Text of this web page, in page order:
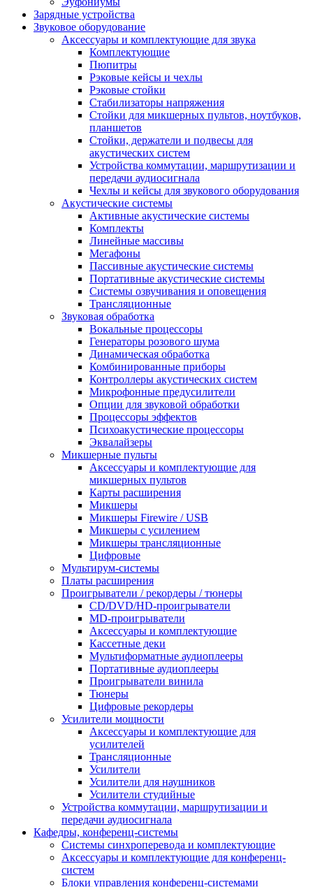
Зарядные устройства
Звуковое оборудование
Аксессуары и комплектующие для звука
Комплектующие
Пюпитры
Рэковые кейсы и чехлы
Рэковые стойки
Стабилизаторы напряжения
Стойки для микшерных пультов, ноутбуков,
планшетов
Стойки, держатели и подвесы для
акустических систем
Устройства коммутации, маршрутизации и
передачи аудиосигнала
Чехлы и кейсы для звукового оборудования
Акустические системы
Активные акустические системы
Комплекты
Линейные массивы
Мегафоны
Пассивные акустические системы
Портативные акустические системы
Системы озвучивания и оповещения
Трансляционные
Звуковая обработка
Вокальные процессоры
Генераторы розового шума
Динамическая обработка
Комбинированные приборы
Контроллеры акустических систем
Микрофонные предусилители
Опции для звуковой обработки
Процессоры эффектов
Психоакустические процессоры
Эквалайзеры
Микшерные пульты
Аксессуары и комплектующие для
микшерных пультов
Карты расширения
Микшеры
Микшеры Firewire / USB
Микшеры с усилением
Микшеры трансляционные
Цифровые
Мультирум-системы
Платы расширения
Проигрыватели / рекордеры / тюнеры
CD/DVD/HD-проигрыватели
MD-проигрыватели
Аксессуары и комплектующие
Кассетные деки
Мультиформатные аудиоплееры
Портативные аудиоплееры
Проигрыватели винила
Тюнеры
Цифровые рекордеры
Усилители мощности
Аксессуары и комплектующие для
усилителей
Трансляционные
Усилители
Усилители для наушников
Усилители студийные
Устройства коммутации, маршрутизации и
передачи аудиосигнала
Кафедры, конференц-системы
Cистемы синхроперевода и комплектующие
Аксессуары и комплектующие для конференц-
систем
Блоки управления конференц-системами